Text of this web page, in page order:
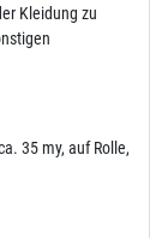
Kleidung zu
35 my, auf Rolle,